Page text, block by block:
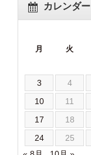
カレンダー
月 火
3
4
10
11
17
18
24
25